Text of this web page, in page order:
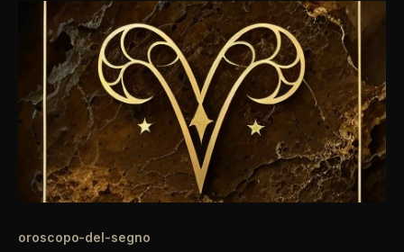
momento di riflettere su ciò che
oroscopo-del-segno